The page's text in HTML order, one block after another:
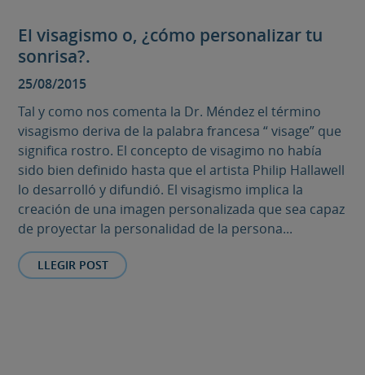
El visagismo o, ¿cómo personalizar tu
sonrisa?.
25/08/2015
Tal y como nos comenta la Dr. Méndez el término
visagismo deriva de la palabra francesa “ visage” que
significa rostro. El concepto de visagimo no había
sido bien definido hasta que el artista Philip Hallawell
lo desarrolló y difundió. El visagismo implica la
creación de una imagen personalizada que sea capaz
de proyectar la personalidad de la persona...
LLEGIR POST